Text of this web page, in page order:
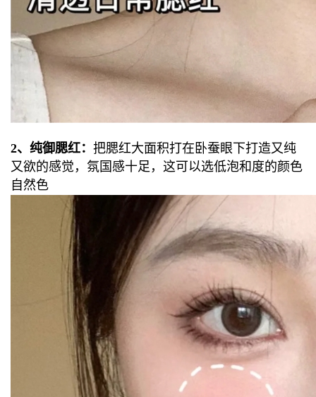
2、纯御腮红： 把腮红大面积打在卧蚕眼下打造又纯
又欲的感觉，氛国感十足， 这可以选低泡和度的颜色
自然色